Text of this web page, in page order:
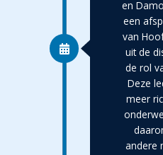
en
een
van
uit de
de rol
Deze
meer
andere